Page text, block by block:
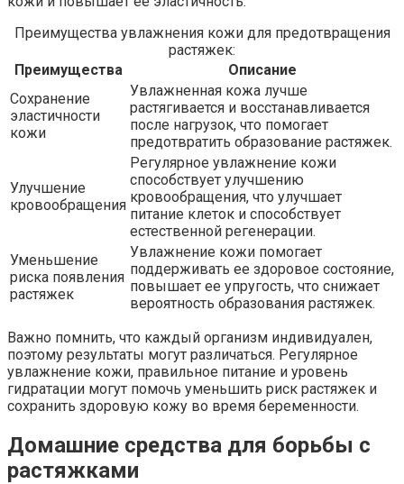
Преимущества увлажнения кожи для предотвращения
растяжек:
Преимущества
Описание
Сохранение
эластичности
кожи
Увлажненная кожа лучше
растягивается и восстанавливается
после нагрузок, что помогает
предотвратить образование растяжек.
Улучшение
кровообращения
Регулярное увлажнение кожи
способствует улучшению
кровообращения, что улучшает
питание клеток и способствует
естественной регенерации.
Уменьшение
риска появления
растяжек
Увлажнение кожи помогает
поддерживать ее здоровое состояние,
повышает ее упругость, что снижает
вероятность образования растяжек.
Важно помнить, что каждый организм индивидуален,
поэтому результаты могут различаться. Регулярное
увлажнение кожи, правильное питание и уровень
гидратации могут помочь уменьшить риск растяжек и
сохранить здоровую кожу во время беременности.
Домашние средства для борьбы с
растяжками